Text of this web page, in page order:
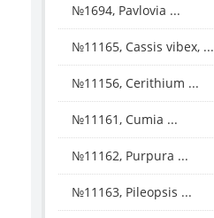
№1694, Pavlovia ...
№11165, Cassis vibex, ...
№11156, Cerithium ...
№11161, Cumia ...
№11162, Purpura ...
№11163, Pileopsis ...